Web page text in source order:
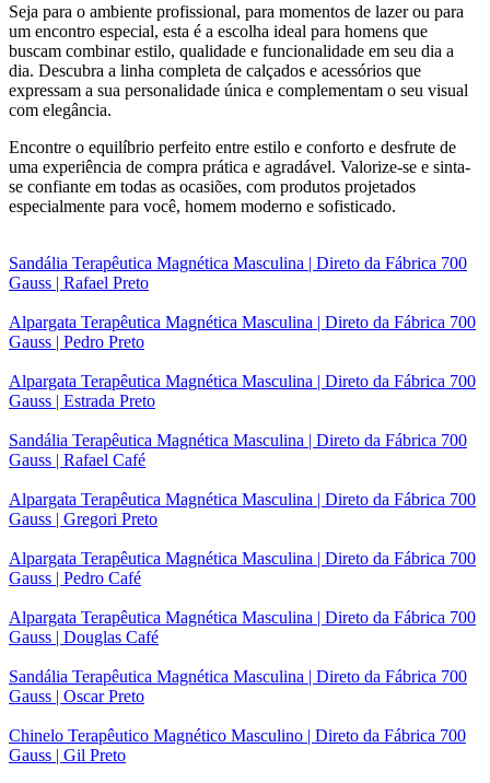
Seja para o ambiente profissional, para momentos de lazer ou para
um encontro especial, esta é a escolha ideal para homens que
buscam combinar estilo, qualidade e funcionalidade em seu dia a
dia. Descubra a linha completa de calçados e acessórios que
expressam a sua personalidade única e complementam o seu visual
com elegância.
Encontre o equilíbrio perfeito entre estilo e conforto e desfrute de
uma experiência de compra prática e agradável. Valorize-se e sinta-
se confiante em todas as ocasiões, com produtos projetados
especialmente para você, homem moderno e sofisticado.
Sandália Terapêutica Magnética Masculina | Direto da Fábrica 700
Gauss | Rafael Preto
Alpargata Terapêutica Magnética Masculina | Direto da Fábrica 700
Gauss | Pedro Preto
Alpargata Terapêutica Magnética Masculina | Direto da Fábrica 700
Gauss | Estrada Preto
Sandália Terapêutica Magnética Masculina | Direto da Fábrica 700
Gauss | Rafael Café
Alpargata Terapêutica Magnética Masculina | Direto da Fábrica 700
Gauss | Gregori Preto
Alpargata Terapêutica Magnética Masculina | Direto da Fábrica 700
Gauss | Pedro Café
Alpargata Terapêutica Magnética Masculina | Direto da Fábrica 700
Gauss | Douglas Café
Sandália Terapêutica Magnética Masculina | Direto da Fábrica 700
Gauss | Oscar Preto
Chinelo Terapêutico Magnético Masculino | Direto da Fábrica 700
Gauss | Gil Preto